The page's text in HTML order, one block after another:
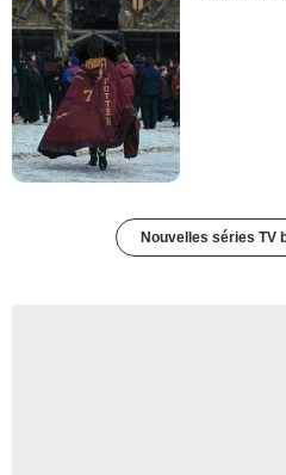
Nouvelles séries TV